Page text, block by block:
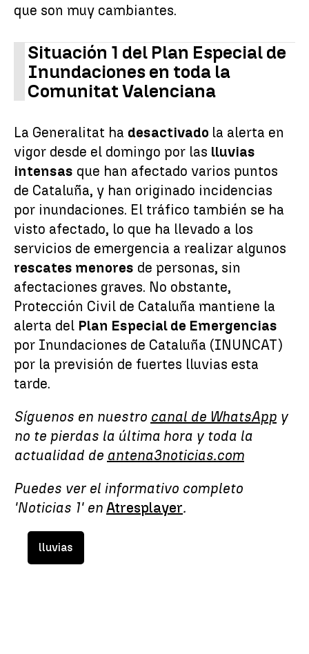
que son muy cambiantes.
Situación 1 del Plan Especial de
Inundaciones en toda la
Comunitat Valenciana
La Generalitat ha desactivado la alerta en
vigor desde el domingo por las lluvias
intensas que han afectado varios puntos
de Cataluña, y han originado incidencias
por inundaciones. El tráfico también se ha
visto afectado, lo que ha llevado a los
servicios de emergencia a realizar algunos
rescates menores de personas, sin
afectaciones graves. No obstante,
Protección Civil de Cataluña mantiene la
alerta del Plan Especial de Emergencias
por Inundaciones de Cataluña (INUNCAT)
por la previsión de fuertes lluvias esta
tarde.
Síguenos en nuestro canal de WhatsApp y
no te pierdas la última hora y toda la
actualidad de antena3noticias.com
Puedes ver el informativo completo
'Noticias 1' en Atresplayer.
lluvias